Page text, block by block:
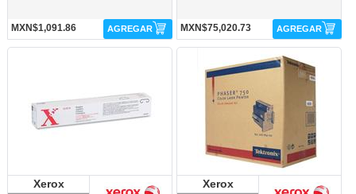
MXN$1,091.86 AGREGAR MXN$75,020.73 AGREGAR
Xerox Xerox